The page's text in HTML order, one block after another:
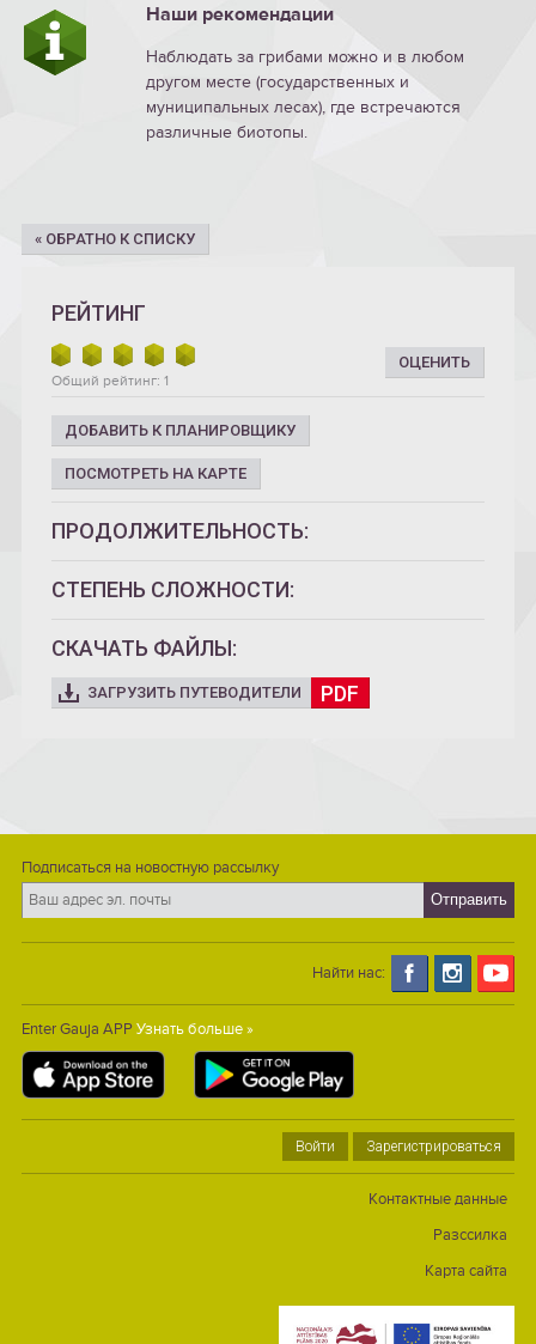
Наши рекомендации
Наблюдать за грибами можно и в любом
другом месте (государственных и
муниципальных лесах), где встречаются
различные биотопы.
« ОБРАТНО К СПИСКУ
РЕЙТИНГ
ОЦЕНИТЬ
Общий рейтинг: 1
ДОБАВИТЬ К ПЛАНИРОВЩИКУ
ПОСМОТРЕТЬ НА КАРТЕ
ПРОДОЛЖИТЕЛЬНОСТЬ:
СТЕПЕНЬ СЛОЖНОСТИ:
СКАЧАТЬ ФАЙЛЫ:
ЗАГРУЗИТЬ ПУТЕВОДИТЕЛИ PDF
Подписаться на новостную рассылку
Найти нас:
Enter Gauja APP Узнать больше »
Войти Зарегистрироваться
Контактные данные
Разссилка
Карта сайта